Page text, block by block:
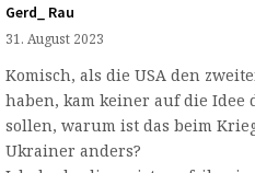
Gerd_ Rau
31. August 2023
Komisch, als die USA den
haben, kam keiner auf die Idee
sollen, warum ist das beim
Ukrainer anders?